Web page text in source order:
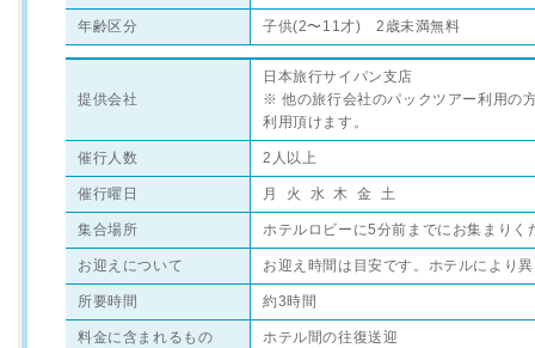
年齢区分 子供(2〜11才) 2歳未満無料
提供会社
日本旅行サイパン支店
※ 他の旅行会社のパックツアー利用の
利用頂けます。
催行人数 2人以上
催行曜日 月 火 水 木 金 土
集合場所 ホテルロビーに5分前までにお集まりく
お迎えについて お迎え時間は目安です。ホテルにより
所要時間 約3時間
料金に含まれるもの ホテル間の往復送迎